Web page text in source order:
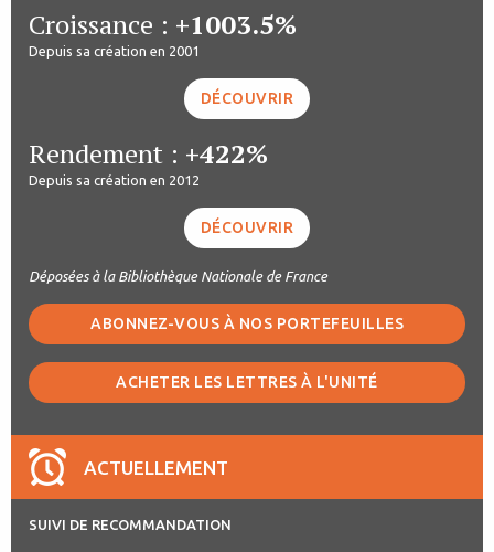
Croissance : +1003.5%
Depuis sa création en 2001
DÉCOUVRIR
Rendement : +422%
Depuis sa création en 2012
DÉCOUVRIR
Déposées à la Bibliothèque Nationale de France
ABONNEZ-VOUS À NOS PORTEFEUILLES
ACHETER LES LETTRES À L'UNITÉ
ACTUELLEMENT
SUIVI DE RECOMMANDATION